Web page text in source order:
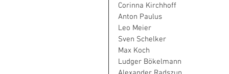
Corinna Kirchhoff
Anton Paulus
Leo Meier
Sven Schelker
Max Koch
Ludger Bökelmann